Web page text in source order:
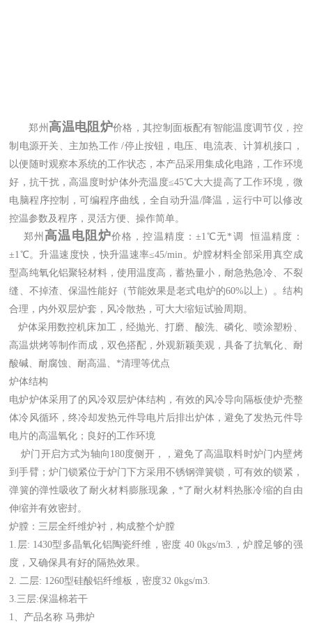
郑州 高温电阻炉价格，其控制面板配有智能温度调节仪，控
制电源开关、主加热工作 /停止按钮，电压、电流表、计算机接口，
以便随时观察本系统的工作状态，本产品采用集成化电路，工作环境
好，抗干扰，高温度时炉体外壳温度≤45℃大大提高了工作环境，微
电脑程序控制，可编程序曲线，全自动升温/降温，运行中可以修改
控温参数及程序，灵活方便、操作简单。
郑州 高温电阻炉价格，控温精度：±1℃无*调 恒温精度：
±1℃。升温速度快，快升温速率≤45/min。炉膛材料全部采用真空成
型高纯氧化铝聚轻材料，使用温度高，蓄热量小，耐急热急冷、不裂
缝、不掉渣、保温性能好（节能效果是老式电炉的60%以上）。结构
合理，内外双层炉套，风冷散热，可大大缩短试验周期。
炉体采用数控机床加工，经抛光、打磨、酸洗、磷化、喷涂塑粉、
高温烘烤等制作而成，双色搭配，外观新颖美观，具备了抗氧化、耐
酸碱、耐腐蚀、耐高温、*清理等优点
炉体结构
电炉炉体采用了的风冷双层炉体结构，有效的风冷导向隔板使炉壳整
体冷风循环，终冷却发热元件导电片后排出炉体，避免了发热元件导
电片的高温氧化；良好的工作环境
炉门开启方式为轴向180度侧开，，避免了高温取料时炉门内壁烤
到手臂；炉门锁紧位于炉门下方采用不锈钢弹簧锁，可有效的锁紧，
弹簧的弹性吸收了耐火材料膨胀现象，*了耐火材料热胀冷缩的自由
伸缩并有效密封。
炉膛：三层全纤维炉衬，构成整个炉膛
1.层: 1430型多晶氧化铝陶瓷纤维，密度 40 0kgs/m3.，炉膛足够的强
度，又确保具有好的隔热效果。
2. 二层: 1260型硅酸铝纤维板，密度32 0kgs/m3.
3.三层:保温棉若干
1、产品名称 马弗炉